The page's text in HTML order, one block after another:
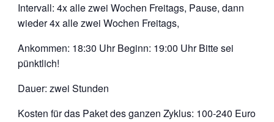
Intervall: 4x alle zwei Wochen Freitags, Pause, dann
wieder 4x alle zwei Wochen Freitags,
Ankommen: 18:30 Uhr Beginn: 19:00 Uhr Bitte sei
pünktlich!
Dauer: zwei Stunden
Kosten für das Paket des ganzen Zyklus: 100-240 Euro